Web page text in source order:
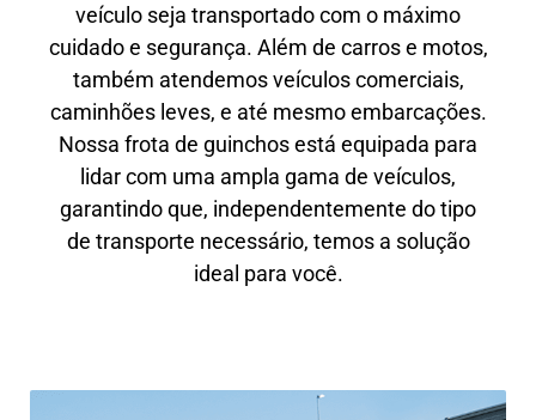
veículo seja transportado com o máximo
cuidado e segurança. Além de carros e motos,
também atendemos veículos comerciais,
caminhões leves, e até mesmo embarcações.
Nossa frota de guinchos está equipada para
lidar com uma ampla gama de veículos,
garantindo que, independentemente do tipo
de transporte necessário, temos a solução
ideal para você.